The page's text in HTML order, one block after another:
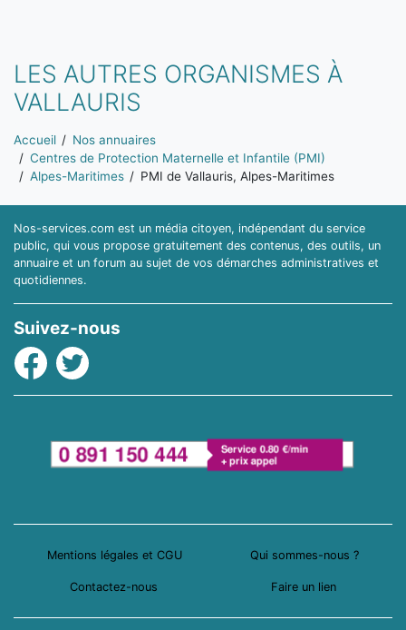
LES AUTRES ORGANISMES À
VALLAURIS
Vous êtes ici:
Accueil
Nos annuaires
Centres de Protection Maternelle et Infantile (PMI)
Alpes-Maritimes
PMI de Vallauris, Alpes-Maritimes
Nos-services.com est un média citoyen, indépendant du service
public, qui vous propose gratuitement des contenus, des outils, un
annuaire et un forum au sujet de vos démarches administratives et
quotidiennes.
Suivez-nous
Facebook
Twitter
Mentions légales et CGU Qui sommes-nous ?
Contactez-nous Faire un lien